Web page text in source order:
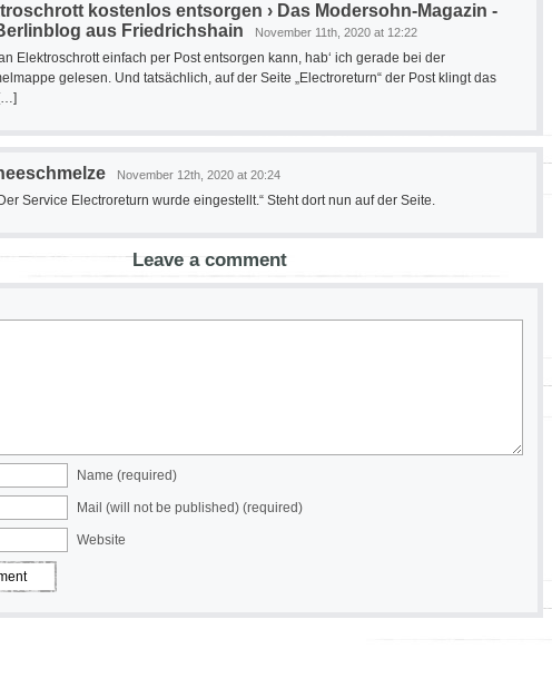
kostenlos entsorgen › Das Modersohn-Magazin -
aus Friedrichshain
November 11th, 2020 at 12:22
Elektroschrott einfach per Post entsorgen kann, hab‘ ich gerade bei der
gelesen. Und tatsächlich, auf der Seite „Electroreturn“ der Post klingt das
November 12th, 2020 at 20:24
Service Electroreturn wurde eingestellt.“ Steht dort nun auf der Seite.
Leave a comment
Name (required)
Mail (will not be published) (required)
Website